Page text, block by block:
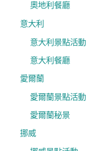
奧地利餐廳
意大利
意大利景點活動
意大利餐廳
愛爾蘭
愛爾蘭景點活動
愛爾蘭秘景
挪威